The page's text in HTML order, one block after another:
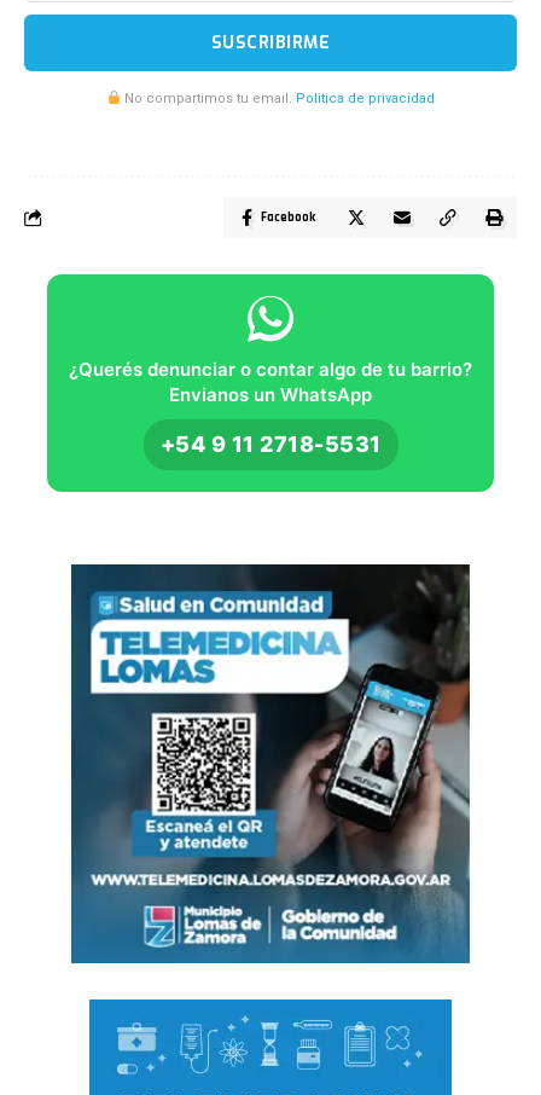
SUSCRIBIRME
No compartimos tu email. Politica de privacidad
Facebook
¿Querés denunciar o contar algo de tu barrio?
Envianos un WhatsApp
+54 9 11 2718-5531